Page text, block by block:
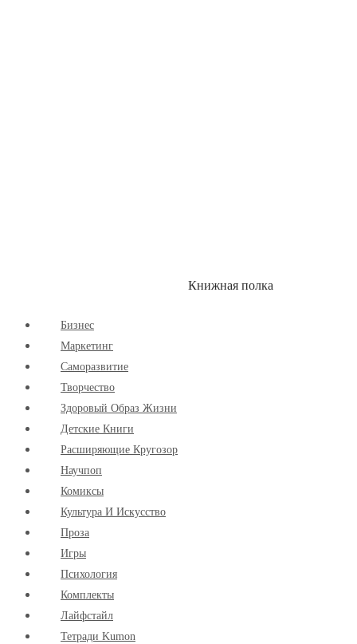
Книжная полка
Бизнес
Маркетинг
Cаморазвитие
Творчество
Здоровый Образ Жизни
Детские Книги
Расширяющие Кругозор
Научпоп
Комиксы
Культура И Искусство
Проза
Игры
Психология
Комплекты
Лайфстайл
Тетради Kumon